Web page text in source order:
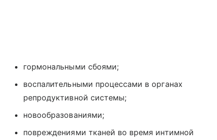
гормональными сбоями;
воспалительными процессами в органах
репродуктивной системы;
новообразованиями;
повреждениями тканей во время интимной